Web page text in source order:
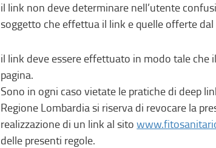
il link non deve determinare nell’utente
soggetto che effettua il link e quelle offerte dal
il link deve essere effettuato in modo tale
pagina.
Sono in ogni caso vietate le pratiche di deep
Regione Lombardia si riserva di revocare la
realizzazione di un link al sito
delle presenti regole.